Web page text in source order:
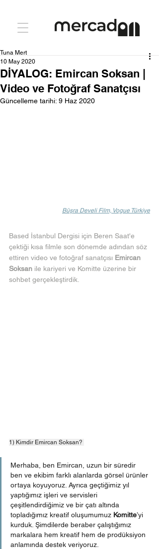
DİYALOG: Emircan Soksan |
Video ve Fotoğraf Sanatçısı
Tuna Mert
10 May 2020
Güncelleme tarihi: 9 Haz 2020
Büşra Develi Film, Vogue Türkiye
Based İstanbul Dergisi için Beren Saat'e
çektiği kısa filmle son dönemde adından söz
ettiren video ve fotoğraf sanatçısı Emircan
Soksan ile kariyeri ve Komitte üzerine bir
sohbet gerçekleştirdik.
1) Kimdir Emircan Soksan?
Merhaba, ben Emircan, uzun bir süredir
ben ve ekibim farklı alanlarda görsel ürünler
ortaya koyuyoruz. Ayrıca geçtiğimiz yıl
yaptığımız işleri ve servisleri
çeşitlendirdiğimiz ve bir çatı altında
topladığımız kreatif oluşumumuz Komitte’yi
kurduk. Şimdilerde beraber çalıştığımız
markalara hem kreatif hem de prodüksiyon
anlamında destek veriyoruz.